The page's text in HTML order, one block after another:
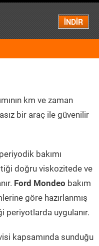
İNDİR
Menü
km ve zaman
bir araç ile güvenilir
periyodik bakımı
doğru viskozitede ve
Ford Mondeo bakım
göre hazırlanmış
uygulanır.
kapsamında sunduğu